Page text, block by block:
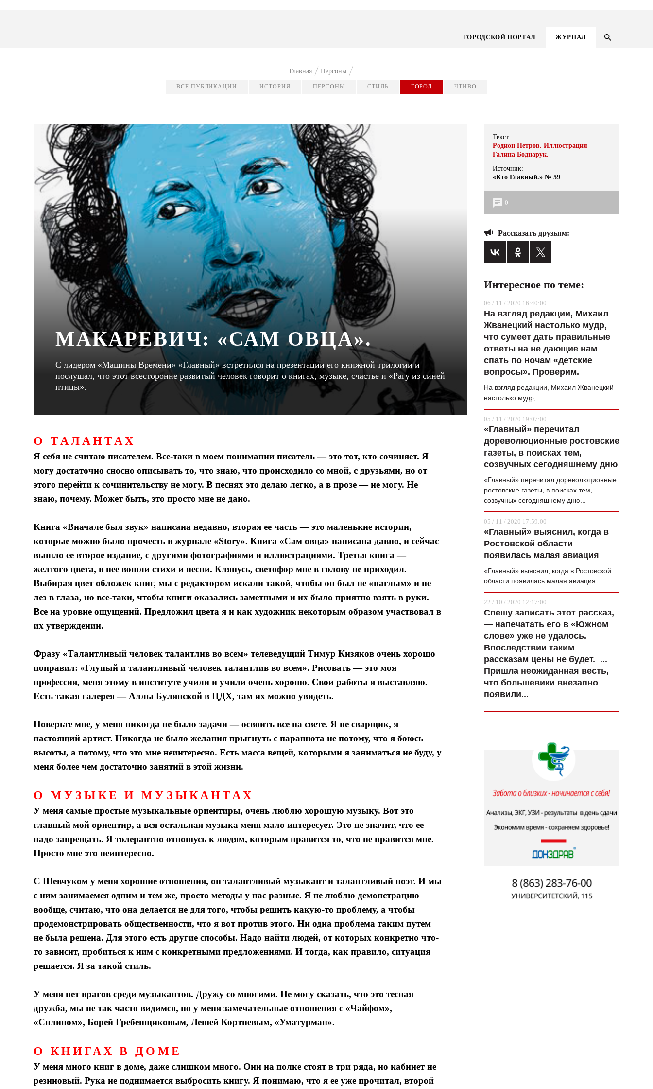
ГОРОДСКОЙ ПОРТАЛ ЖУРНАЛ
СТИЛЬ ЖИЗНИ
КУЛЬТ ЕДЫ
АФИША
Главная Персоны
ВСЕ ПУБЛИКАЦИИ ИСТОРИЯ ПЕРСОНЫ СТИЛЬ ГОРОД ЧТИВО
МАКАРЕВИЧ: «САМ ОВЦА».
С лидером «Машины Времени» «Главный» встретился на презентации его книжной трилогии и
послушал, что этот всесторонне развитый человек говорит о книгах, музыке, счастье и «Рагу из синей
птицы».
О ТАЛАНТАХ
Я себя не считаю писателем. Все-таки в моем понимании писатель — это тот, кто сочиняет. Я
могу достаточно сносно описывать то, что знаю, что происходило со мной, с друзьями, но от
этого перейти к сочинительству не могу. В песнях это делаю легко, а в прозе — не могу. Не
знаю, почему. Может быть, это просто мне не дано.
Книга «Вначале был звук» написана недавно, вторая ее часть — это маленькие истории,
которые можно было прочесть в журнале «Story». Книга «Сам овца» написана давно, и сейчас
вышло ее второе издание, с другими фотографиями и иллюстрациями. Третья книга —
желтого цвета, в нее вошли стихи и песни. Клянусь, светофор мне в голову не приходил.
Выбирая цвет обложек книг, мы с редактором искали такой, чтобы он был не «наглым» и не
лез в глаза, но все-таки, чтобы книги оказались заметными и их было приятно взять в руки.
Все на уровне ощущений. Предложил цвета я и как художник некоторым образом участвовал в
их утверждении.
Фразу «Талантливый человек талантлив во всем» телеведущий Тимур Кизяков очень хорошо
поправил: «Глупый и талантливый человек талантлив во всем». Рисовать — это моя
профессия, меня этому в институте учили и учили очень хорошо. Свои работы я выставляю.
Есть такая галерея — Аллы Булянской в ЦДХ, там их можно увидеть.
Поверьте мне, у меня никогда не было задачи — освоить все на свете. Я не сварщик, я
настоящий артист. Никогда не было желания прыгнуть с парашюта не потому, что я боюсь
высоты, а потому, что это мне неинтересно. Есть масса вещей, которыми я заниматься не буду, у
меня более чем достаточно занятий в этой жизни.
О МУЗЫКЕ И МУЗЫКАНТАХ
У меня самые простые музыкальные ориентиры, очень люблю хорошую музыку. Вот это
главный мой ориентир, а вся остальная музыка меня мало интересует. Это не значит, что ее
надо запрещать. Я толерантно отношусь к людям, которым нравится то, что не нравится мне.
Просто мне это неинтересно.
С Шевчуком у меня хорошие отношения, он талантливый музыкант и талантливый поэт. И мы
с ним занимаемся одним и тем же, просто методы у нас разные. Я не люблю демонстрацию
вообще, считаю, что она делается не для того, чтобы решить какую-то проблему, а чтобы
продемонстрировать общественности, что я вот против этого. Ни одна проблема таким путем
не была решена. Для этого есть другие способы. Надо найти людей, от которых конкретно что-
то зависит, пробиться к ним с конкретными предложениями. И тогда, как правило, ситуация
решается. Я за такой стиль.
У меня нет врагов среди музыкантов. Дружу со многими. Не могу сказать, что это тесная
дружба, мы не так часто видимся, но у меня замечательные отношения с «Чайфом»,
«Сплином», Борей Гребенщиковым, Лешей Кортневым, «Уматурман».
О КНИГАХ В ДОМЕ
У меня много книг в доме, даже слишком много. Они на полке стоят в три ряда, но кабинет не
резиновый. Рука не поднимается выбросить книгу. Я понимаю, что я ее уже прочитал, второй
Текст:
Родион Петров. Иллюстрация
Галина Боднарук.
Источник:
«Кто Главный.» № 59
0
Рассказать друзьям:
Интересное по теме:
06 / 11 / 2020 16:40:00
На взгляд редакции, Михаил
Жванецкий настолько мудр,
что сумеет дать правильные
ответы на не дающие нам
спать по ночам «детские
вопросы». Проверим.
На взгляд редакции, Михаил Жванецкий
настолько мудр, ...
05 / 11 / 2020 19:07:00
«Главный» перечитал
дореволюционные ростовские
газеты, в поисках тем,
созвучных сегодняшнему дню
«Главный» перечитал дореволюционные
ростовские газеты, в поисках тем,
созвучных сегодняшнему дню...
05 / 11 / 2020 17:59:00
«Главный» выяснил, когда в
Ростовской области
появилась малая авиация
«Главный» выяснил, когда в Ростовской
области появилась малая авиация...
22 / 10 / 2020 12:17:00
Спешу записать этот рассказ,
— напечатать его в «Южном
слове» уже не удалось.
Впоследствии таким
рассказам цены не будет. ...
Пришла неожиданная весть,
что большевики внезапно
появили...